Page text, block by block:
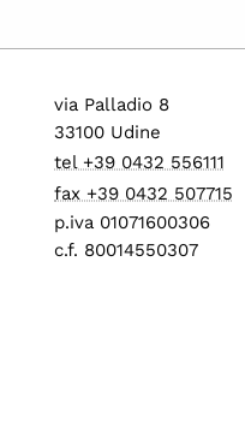
via Palladio 8
33100 Udine
tel +39 0432 556111
fax +39 0432 507715
p.iva 01071600306
c.f. 80014550307